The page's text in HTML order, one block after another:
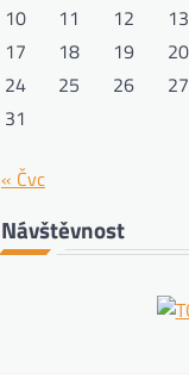
10
11 12 13
17
18 19 20
24
25 26 27
31
« Čvc
Návštěvnost